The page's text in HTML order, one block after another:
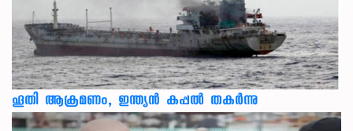
ഹൂതി ആക്രമണം, ഇന്ത്യൻ കപ്പൽ തകർന്നു